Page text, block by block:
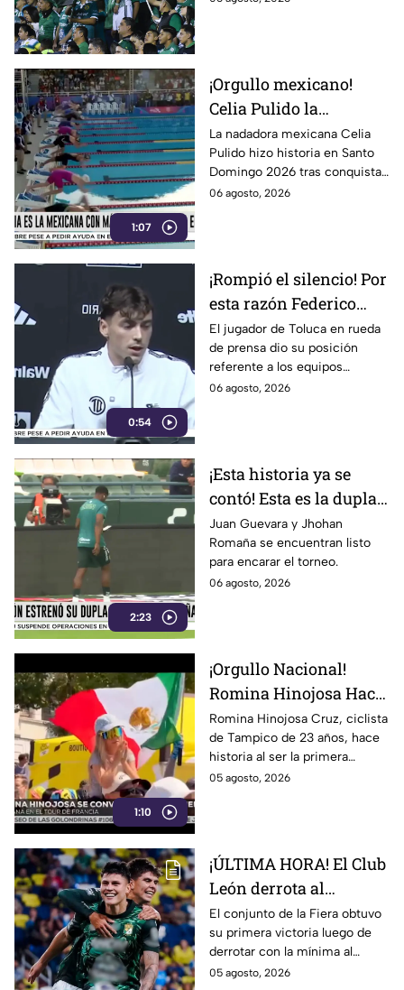
1:07
¡Orgullo mexicano!
Celia Pulido la
nadadora leonesa hace
historia en los Juegos
Centroamericanos
La nadadora mexicana Celia
Pulido hizo historia en Santo
Domingo 2026 tras conquistar
11 medallas en una sola edición.
06 agosto, 2026
0:54
¡Rompió el silencio! Por
esta razón Federico
Viñas no vino al Club
León
El jugador de Toluca en rueda
de prensa dio su posición
referente a los equipos
mexicanos.
06 agosto, 2026
2:23
¡Esta historia ya se
contó! Esta es la dupla
colombiana del Club
León de cara al
Apertura 2026
Juan Guevara y Jhohan
Romaña se encuentran listo
para encarar el torneo.
06 agosto, 2026
1:10
¡Orgullo Nacional!
Romina Hinojosa Hace
Historia en el Tour de
Francia Femenil 2026
Romina Hinojosa Cruz, ciclista
de Tampico de 23 años, hace
historia al ser la primera
mexicana en correr el Tour de
05 agosto, 2026
¡ÚLTIMA HORA! El Club
León derrota al
Nashville SC en la
Leagues Cup; este fue el
resultado
El conjunto de la Fiera obtuvo
su primera victoria luego de
derrotar con la mínima al
cuadro de la MLS.
05 agosto, 2026